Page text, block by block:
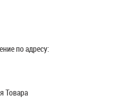
по адресу:
Товара